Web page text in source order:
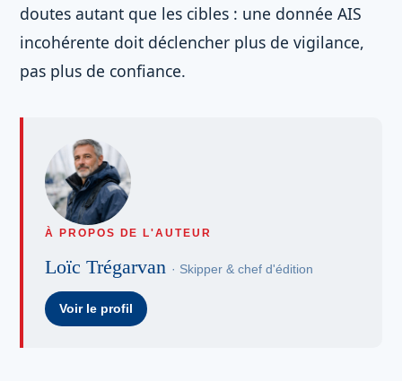
doutes autant que les cibles : une donnée AIS
incohérente doit déclencher plus de vigilance,
pas plus de confiance.
À PROPOS DE L'AUTEUR
Loïc Trégarvan · Skipper & chef d'édition
Voir le profil